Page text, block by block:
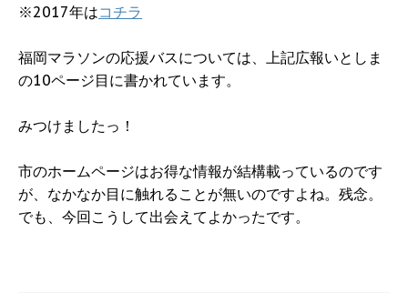
※2017年はコチラ
福岡マラソンの応援バスについては、上記広報いとしま
の10ページ目に書かれています。
みつけましたっ！
市のホームページはお得な情報が結構載っているのです
が、なかなか目に触れることが無いのですよね。残念。
でも、今回こうして出会えてよかったです。